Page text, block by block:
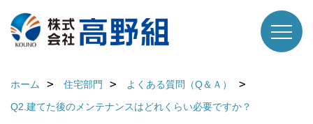
ホーム 住宅部門
よくある質問（Q＆Ａ）
Q2.建てた後のメンテナンスはどれくらい必要ですか？